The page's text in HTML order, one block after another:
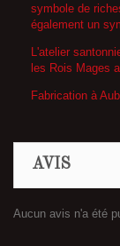
symbole de
également un
L'atelier
les Rois Mages
Fabrication à
AVIS
Aucun avis n'a été